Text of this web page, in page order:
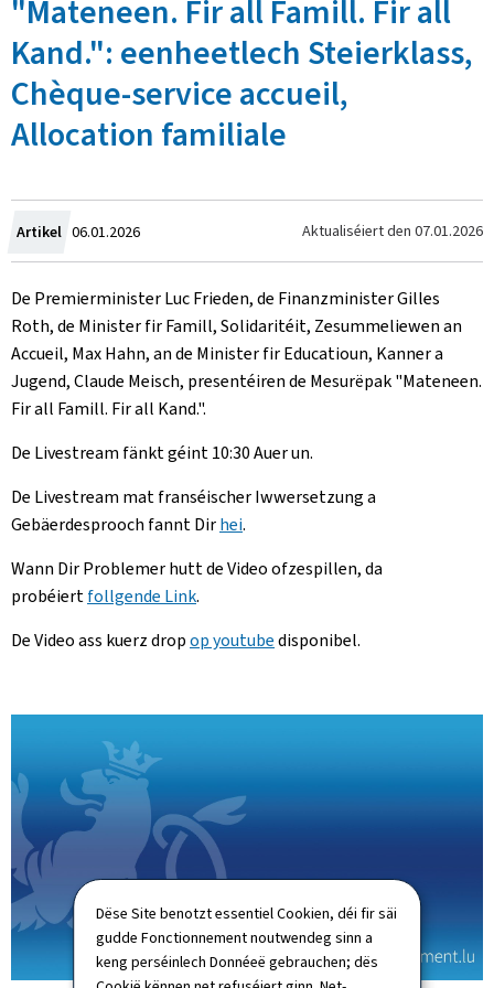
Dëse Site benotzt essentiel Cookien, déi fir säi
gudde Fonctionnement noutwendeg sinn a
keng perséinlech Donnéeë gebrauchen; dës
"Mateneen. Fir all Famill. Fir all
Kand.": eenheetlech Steierklass,
Chèque-service accueil,
Allocation familiale
Artikel Created
on
06.01.2026 Aktualiséiert den 07.01.2026
De Premierminister Luc Frieden, de Finanzminister Gilles
Roth, de Minister fir Famill, Solidaritéit, Zesummeliewen an
Accueil, Max Hahn, an de Minister fir Educatioun, Kanner a
Jugend, Claude Meisch, presentéiren de Mesurëpak "Mateneen.
Fir all Famill. Fir all Kand.".
De Livestream fänkt géint 10:30 Auer un.
De Livestream mat franséischer Iwwersetzung a
Gebäerdesprooch fannt Dirhei.
Wann Dir Problemer hutt de Video ofzespillen, da
probéiertfollgende Link.
De Video ass kuerz dropop youtubedisponibel.